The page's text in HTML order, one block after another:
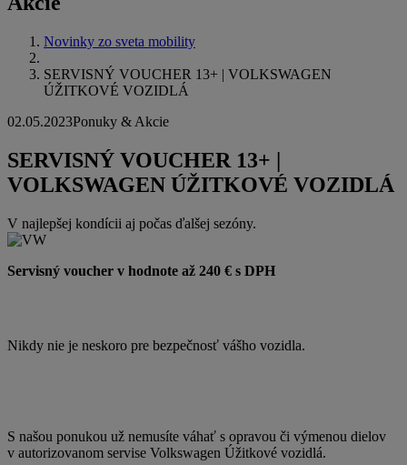
Novinky zo sveta mobility
SERVISNÝ VOUCHER 13+ | VOLKSWAGEN
ÚŽITKOVÉ VOZIDLÁ
02.05.2023Ponuky & Akcie
SERVISNÝ VOUCHER 13+ |
VOLKSWAGEN ÚŽITKOVÉ VOZIDLÁ
V najlepšej kondícii aj počas ďalšej sezóny.
Servisný voucher v hodnote až 240 € s DPH
Nikdy nie je neskoro pre bezpečnosť vášho vozidla.
S našou ponukou už nemusíte váhať s opravou či výmenou dielov
v autorizovanom servise Volkswagen Úžitkové vozidlá.